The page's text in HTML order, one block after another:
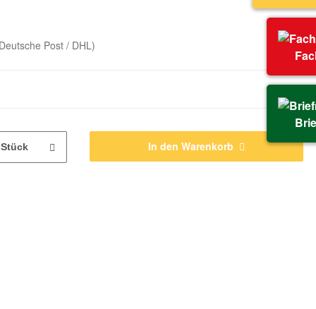
Post / DHL)
Stück In den Warenkorb